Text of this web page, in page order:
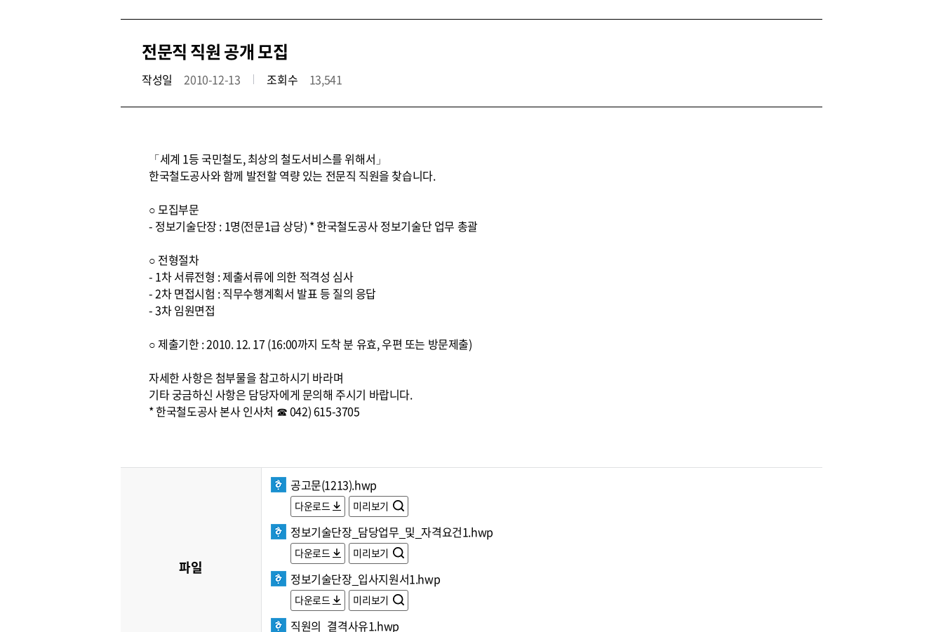
전문직 직원 공개 모집
작성일 2010-12-13 조회수 13,541
「세계 1등 국민철도, 최상의 철도서비스를 위해서」
한국철도공사와 함께 발전할 역량 있는 전문직 직원을 찾습니다.
○ 모집부문
- 정보기술단장 : 1명(전문1급 상당) * 한국철도공사 정보기술단 업무 총괄
○ 전형절차
- 1차 서류전형 : 제출서류에 의한 적격성 심사
- 2차 면접시험 : 직무수행계획서 발표 등 질의 응답
- 3차 임원면접
○ 제출기한 : 2010. 12. 17 (16:00까지 도착 분 유효, 우편 또는 방문제출)
자세한 사항은 첨부물을 참고하시기 바라며
기타 궁금하신 사항은 담당자에게 문의해 주시기 바랍니다.
* 한국철도공사 본사 인사처 ☎ 042) 615-3705
파일
공고문(1213).hwp
다운로드 미리보기
정보기술단장_담당업무_및_자격요건1.hwp
다운로드 미리보기
정보기술단장_입사지원서1.hwp
다운로드 미리보기
직원의_결격사유1.hwp